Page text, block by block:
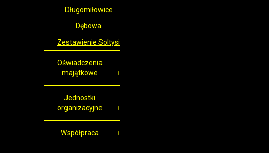
Długomiłowice
Dębowa
Zestawienie Soltysi
Oświadczenia
majątkowe
Jednostki
organizacyjne
Współpraca